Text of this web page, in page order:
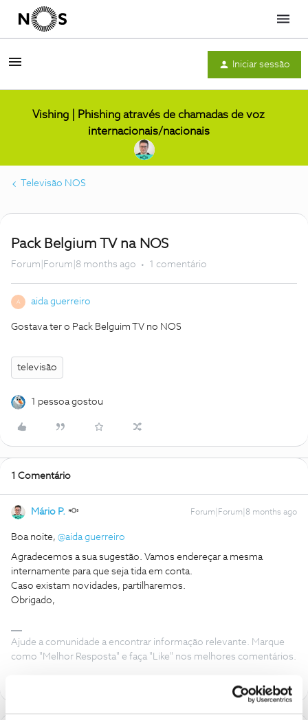
Menu
Iniciar sessão
Vishing | Phishing através de chamadas de voz
internacionais/nacionais
Televisão NOS
Pack Belgium TV na NOS
Forum|Forum|8 months ago 1 comentário
A aida guerreiro
Gostava ter o Pack Belguim TV no NOS
televisão
1 pessoa gostou
1 Comentário
Mário P. Forum|Forum|8 months ago
Boa noite, ​ @aida guerreiro
Agradecemos a sua sugestão. Vamos endereçar a mesma
internamente para que seja tida em conta.
Caso existam novidades, partilharemos.
Obrigado,
Ajude a comunidade a encontrar informação relevante. Marque
como "Melhor Resposta" e faça "Like" nos melhores comentários.